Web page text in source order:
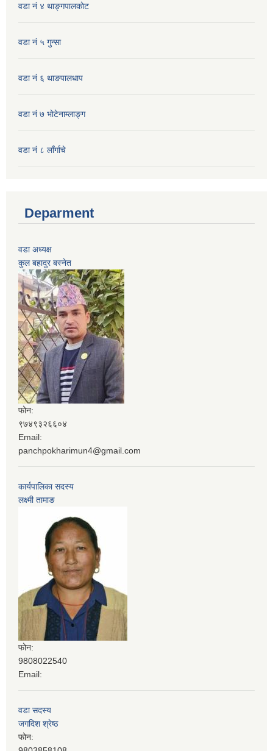
वडा नं ४ थाङ्गपालकाेट
वडा नं ५ गुन्सा
वडा नं ६ थाङपालधाप
वडा नं ७ भाेटेनाम्लाङ्ग
वडा नं ८ लाँर्गाचे
Deparment
वडा अध्यक्ष
कुल बहादुर बस्‍नेत
फोन:
९७४९३२६६०४
Email:
panchpokharimun4@gmail.com
कार्यपालिका सदस्य
लक्ष्मी तामाङ
फोन:
9808022540
Email:
वडा सदस्य
जगदिश श्रेष्‍ठ
फोन: